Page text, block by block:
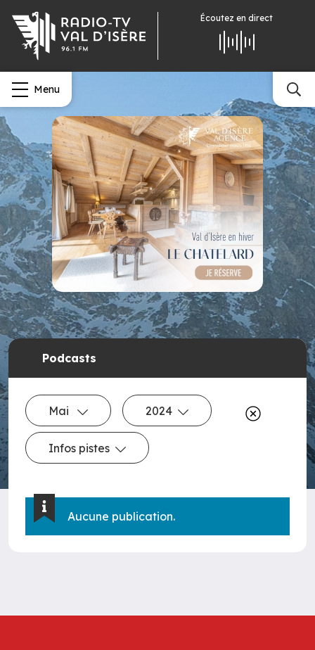
Écoutez en direct
Menu
Podcasts
Mai 2024
Infos pistes
Aucune publication.